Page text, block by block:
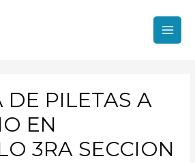
DE PILETAS A
EN
3RA SECCION